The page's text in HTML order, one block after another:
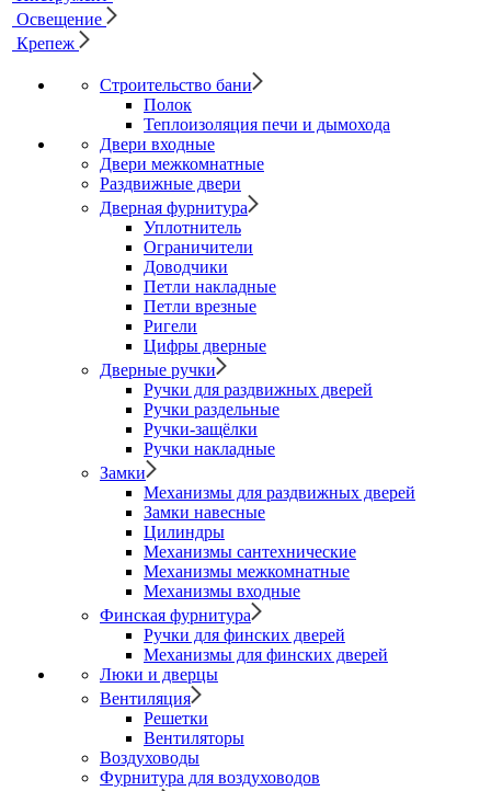
Освещение
Крепеж
Строительство бани
Полок
Теплоизоляция печи и дымохода
Двери входные
Двери межкомнатные
Раздвижные двери
Дверная фурнитура
Уплотнитель
Ограничители
Доводчики
Петли накладные
Петли врезные
Ригели
Цифры дверные
Дверные ручки
Ручки для раздвижных дверей
Ручки раздельные
Ручки-защёлки
Ручки накладные
Замки
Механизмы для раздвижных дверей
Замки навесные
Цилиндры
Механизмы сантехнические
Механизмы межкомнатные
Механизмы входные
Финская фурнитура
Ручки для финских дверей
Механизмы для финских дверей
Люки и дверцы
Вентиляция
Решетки
Вентиляторы
Воздуховоды
Фурнитура для воздуховодов